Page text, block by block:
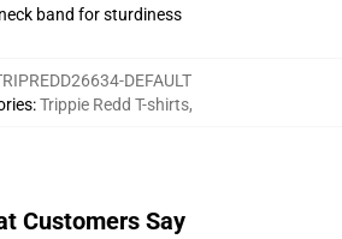
band for sturdiness
DEFAULT
:Trippie Redd T-shirts,
Customers Say